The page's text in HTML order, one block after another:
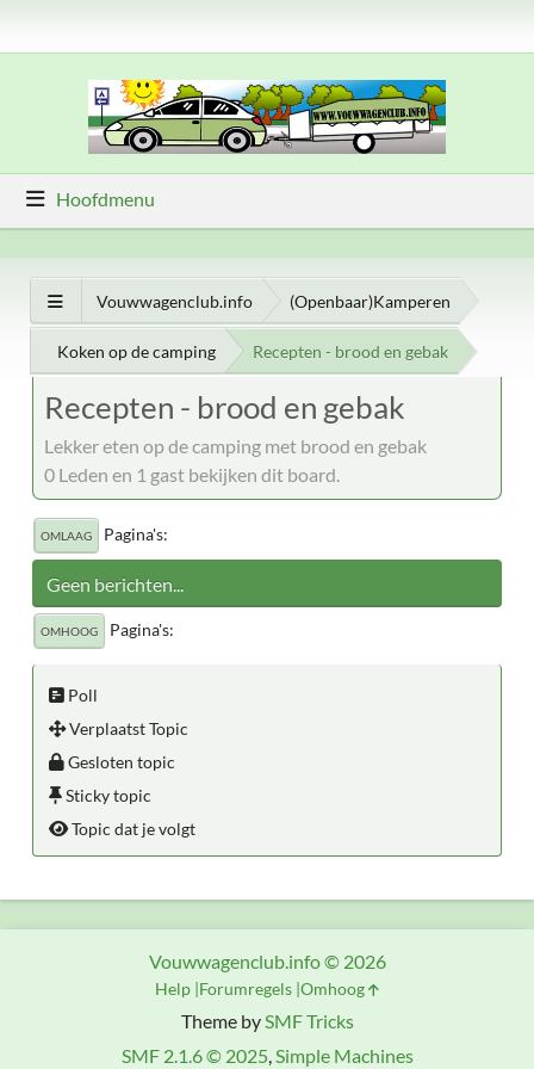
Hoofdmenu
Vouwwagenclub.info (Openbaar)Kamperen
Koken op de camping Recepten - brood en gebak
Recepten - brood en gebak
Lekker eten op de camping met brood en gebak
0 Leden en 1 gast bekijken dit board.
OMLAAG Pagina's
Geen berichten...
OMHOOG Pagina's
Poll
Verplaatst Topic
Gesloten topic
Sticky topic
Topic dat je volgt
Theme bySMF Tricks
SMF 2.1.6 © 2025,Simple Machines
Vouwwagenclub.info © 2026
Help Forumregels Omhoog